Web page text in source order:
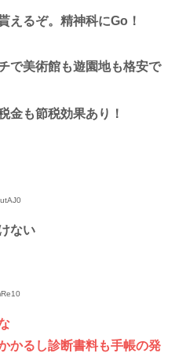
えるぞ。精神科にGo！
で美術館も遊園地も格安で
金も節税効果あり！
ない
かるし診断書料も手帳の発